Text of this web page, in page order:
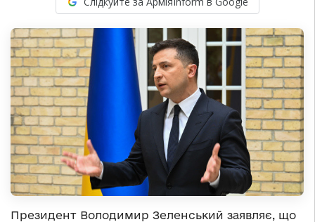
Президент Володимир Зеленський заявляє, що